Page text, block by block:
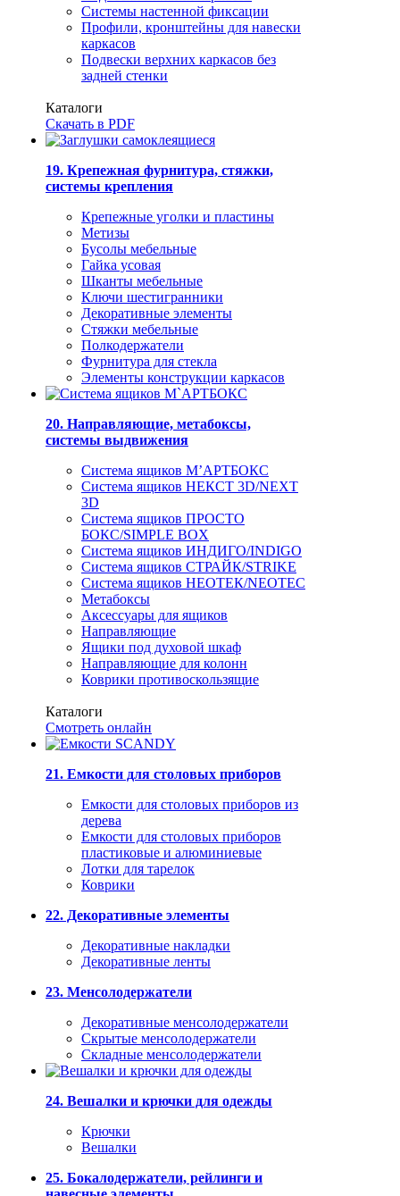
Системы настенной фиксации
Профили, кронштейны для навески
каркасов
Подвески верхних каркасов без
задней стенки
Каталоги
Скачать в PDF
19. Крепежная фурнитура, стяжки,
системы крепления
Крепежные уголки и пластины
Метизы
Бусолы мебельные
Гайка усовая
Шканты мебельные
Ключи шестигранники
Декоративные элементы
Стяжки мебельные
Полкодержатели
Фурнитура для стекла
Элементы конструкции каркасов
20. Направляющие, метабоксы,
системы выдвижения
Система ящиков М’АРТБОКС
Система ящиков НЕКСТ 3D/NEXT
3D
Система ящиков ПРОСТО
БОКС/SIMPLE BOX
Система ящиков ИНДИГО/INDIGO
Система ящиков СТРАЙК/STRIKE
Система ящиков НЕОТЕК/NEOTEC
Метабоксы
Аксессуары для ящиков
Направляющие
Ящики под духовой шкаф
Направляющие для колонн
Коврики противоскользящие
Каталоги
Смотреть онлайн
21. Емкости для столовых приборов
Емкости для столовых приборов из
дерева
Емкости для столовых приборов
пластиковые и алюминиевые
Лотки для тарелок
Коврики
22. Декоративные элементы
Декоративные накладки
Декоративные ленты
23. Менсолодержатели
Декоративные менсолодержатели
Скрытые менсолодержатели
Складные менсолодержатели
24. Вешалки и крючки для одежды
Крючки
Вешалки
25. Бокалодержатели, рейлинги и